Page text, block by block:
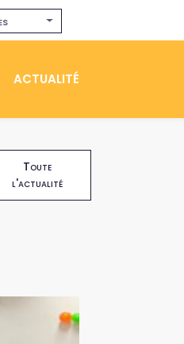
ACTUALITÉ
Toute
l'actualité